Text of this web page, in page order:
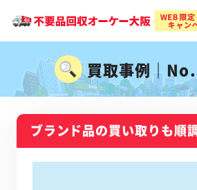
買取事例｜
ブランド品の買い取りも順